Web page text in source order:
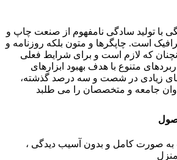
با تولید سادگی نامفهوم از صنعت چاپ و
است. چاپگرها و متون بلکه روزنامه و
که لازم است و برای شرایط فعلی
متنوع با هدف بهبود ابزارهای
زیادی در شصت و سه درصد گذشته،
جامعه و متخصصان را می طلبد
به صورت کامل و بدون آسیب دیدگی ،